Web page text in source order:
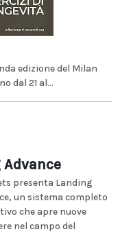
edizione del Milan
dal 21 al...
presenta Landing
un sistema completo
che apre nuove
nel campo del